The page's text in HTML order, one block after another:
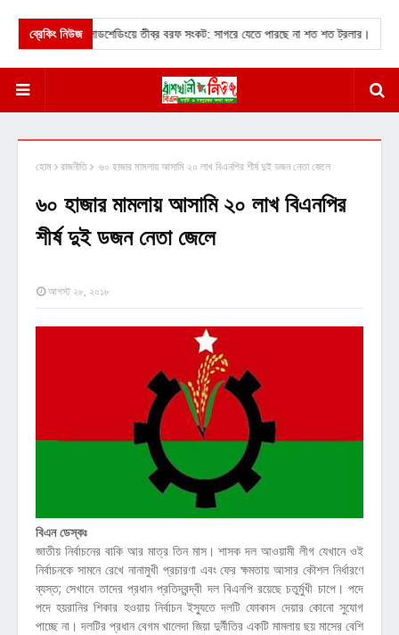
ব্রেকিং নিউজ
মৎস্য বন্দরে লোডশেডিংয়ে তীব্র বরফ সংকট: সাগরে যেতে পারছে না শত শত ট্রলার।
হোম রাজনীতি ৬০ হাজার মামলায় আসামি ২০ লাখ বিএনপির শীর্ষ দুই ডজন নেতা জেলে
৬০ হাজার মামলায় আসামি ২০ লাখ বিএনপির
শীর্ষ দুই ডজন নেতা জেলে
আগস্ট ২৮, ২০১৮
বিএন ডেস্কঃ
জাতীয় নির্বাচনের বাকি আর মাত্র তিন মাস। শাসক দল আওয়ামী লীগ যেখানে ওই
নির্বাচনকে সামনে রেখে নানামুখী প্রচারণা এবং ফের ক্ষমতায় আসার কৌশল নির্ধারণে
ব্যস্ত; সেখানে তাদের প্রধান প্রতিদ্বন্দ্বী দল বিএনপি রয়েছে চতুর্মুখী চাপে। পদে
পদে হয়রানির শিকার হওয়ায় নির্বাচন ইস্যুতে দলটি ফোকাস দেয়ার কোনো সুযোগ
পাচ্ছে না। দলটির প্রধান বেগম খালেদা জিয়া দুর্নীতির একটি মামলায় ছয় মাসের বেশি